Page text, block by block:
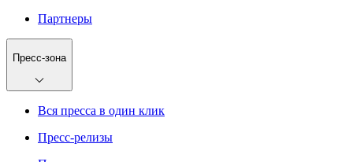
Партнеры
Пресс-зона
Вся пресса в один клик
Пресс-релизы